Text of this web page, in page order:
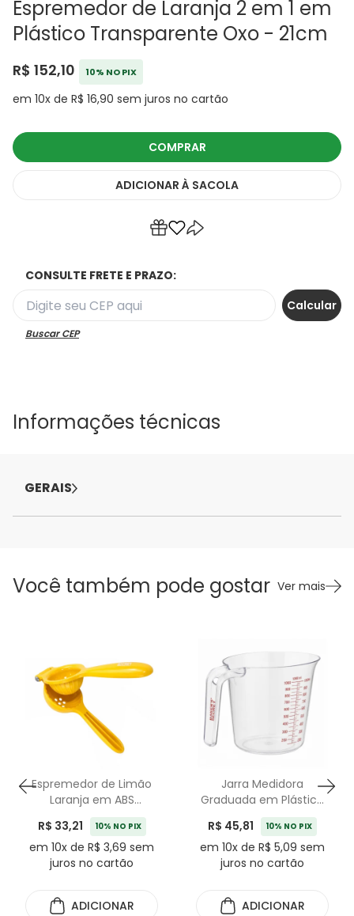
Espremedor de Laranja 2 em 1 em
Plástico Transparente Oxo - 21cm
R$ 152,10 10% NO PIX
em 10x de R$ 16,90 sem juros no cartão
COMPRAR
ADICIONAR À SACOLA
CONSULTE FRETE E PRAZO:
Buscar CEP
Informações técnicas
GERAIS
Você também pode gostar Ver mais
Espremedor de Limão
Laranja em ABS
Amarelo Baker's Secret
- 22cm
R$ 33,21 10% NO PIX
em 10x de R$ 3,69 sem
juros no cartão
ADICIONAR
Jarra Medidora
Graduada em Plástico
Transparente Baker's
Secret - 1000mL
R$ 45,81 10% NO PIX
em 10x de R$ 5,09 sem
juros no cartão
ADICIONAR